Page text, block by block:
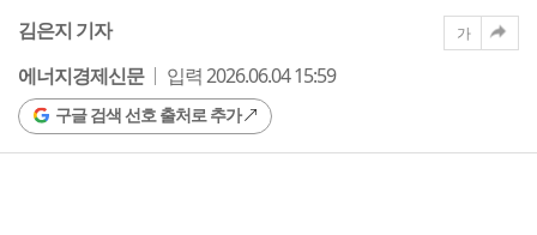
김은지 기자
에너지경제신문
입력 2026.06.04 15:59
구글 검색 선호 출처로 추가
가